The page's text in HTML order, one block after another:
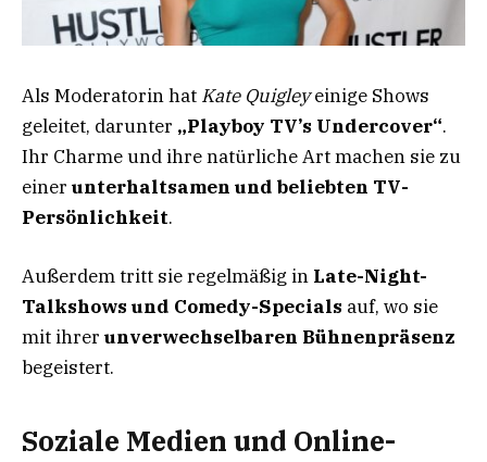
Als Moderatorin hat Kate Quigleyeinige Shows
geleitet, darunter „Playboy TV’s Undercover“.
Ihr Charme und ihre natürliche Art machen sie zu
einer unterhaltsamen und beliebten TV-
Persönlichkeit.
Außerdem tritt sie regelmäßig in Late-Night-
Talkshows und Comedy-Specials auf, wo sie
mit ihrer unverwechselbaren Bühnenpräsenz
begeistert.
Soziale Medien und Online-